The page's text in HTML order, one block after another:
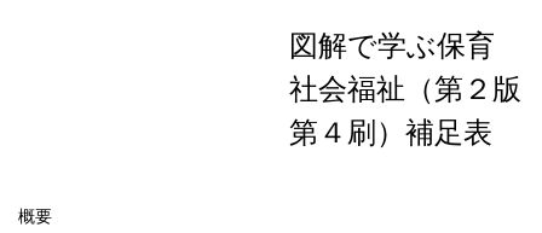
図解で学ぶ保育
社会福祉（第２版
第４刷）補足表
概要